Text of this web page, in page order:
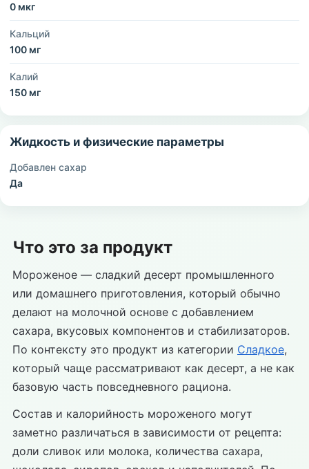
0 мкг
Кальций
100 мг
Калий
150 мг
Жидкость и физические параметры
Добавлен сахар
Да
Что это за продукт
Мороженое — сладкий десерт промышленного
или домашнего приготовления, который обычно
делают на молочной основе с добавлением
сахара, вкусовых компонентов и стабилизаторов.
По контексту это продукт из категории Сладкое,
который чаще рассматривают как десерт, а не как
базовую часть повседневного рациона.
Состав и калорийность мороженого могут
заметно различаться в зависимости от рецепта:
доли сливок или молока, количества сахара,